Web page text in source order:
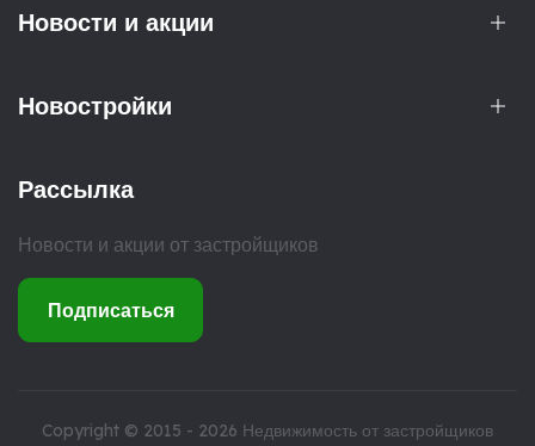
Новости и акции
Новостройки
Рассылка
Новости и акции от застройщиков
Подписаться
Copyright © 2015 - 2026 Недвижимость от застройщиков